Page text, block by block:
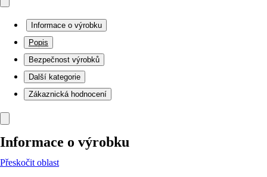
Informace o výrobku
Popis
Bezpečnost výrobků
Další kategorie
Zákaznická hodnocení
Informace o výrobku
Přeskočit oblast